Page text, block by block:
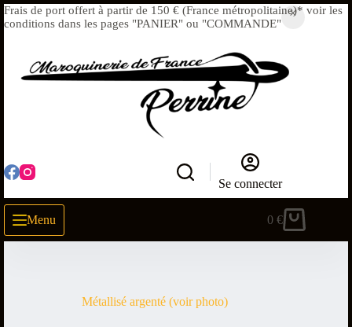
Frais de port offert à partir de 150 € (France métropolitaine)* voir les
conditions dans les pages "PANIER" ou "COMMANDE"
Se connecter
Menu 0€
Métallisé argenté (voir photo)